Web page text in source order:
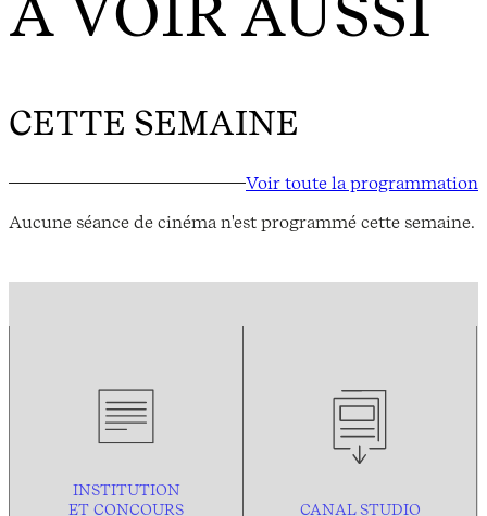
CETTE SEMAINE
Voir toute la programmation
Aucune séance de cinéma n'est programmé cette semaine.
INSTITUTION
ET CONCOURS
CANAL STUDIO